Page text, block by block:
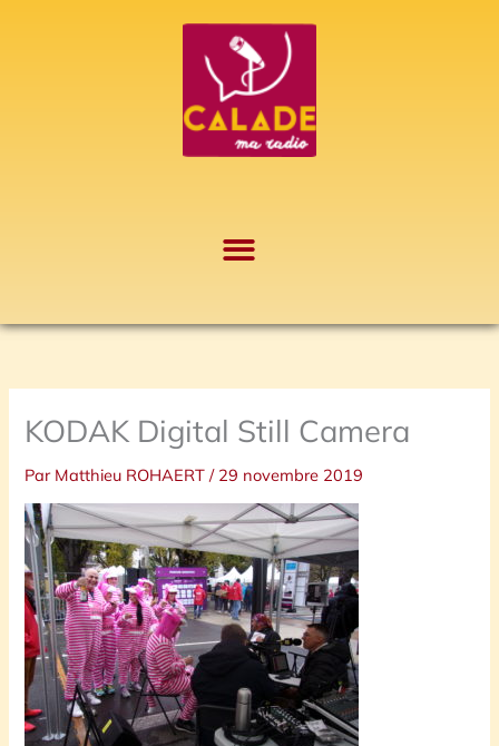
KODAK Digital Still Camera
Par Matthieu ROHAERT/ 29 novembre 2019